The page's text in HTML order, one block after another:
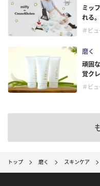
ミッ
れる
＃ビ
磨く
頑固
覚ク
＃ビ
トップ 磨く スキンケア